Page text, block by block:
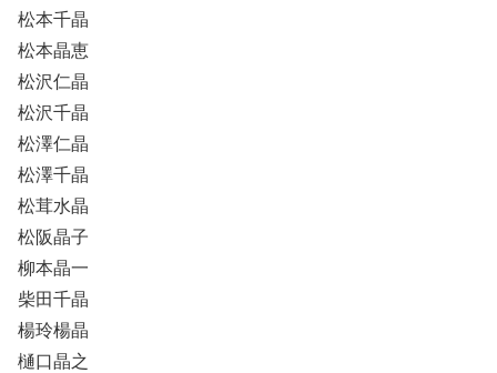
松本千晶
松本晶恵
松沢仁晶
松沢千晶
松澤仁晶
松澤千晶
松茸水晶
松阪晶子
柳本晶一
柴田千晶
楊玲楊晶
樋口晶之